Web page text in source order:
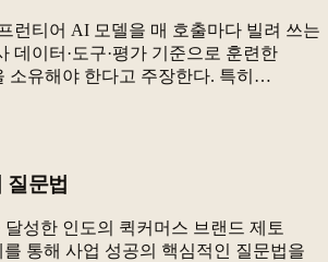
런티어 AI 모델을 매 호출마다 빌려 쓰는
데이터·도구·평가 기준으로 훈련한
소유해야 한다고 주장한다. 특히
은 최고 프런티어 구성보다 더...
질문법
성한 인도의 퀵커머스 브랜드 제토
를 통해 사업 성공의 핵심적인 질문법을